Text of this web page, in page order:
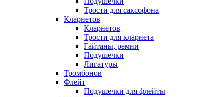
Трости для саксофона
Кларнетов
Кларнетов
Трости для кларнета
Гайтаны, ремни
Подушечки
Лигатуры
Тромбонов
Флейт
Подушечки для флейты